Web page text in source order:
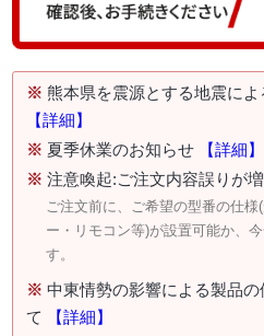
※ 熊本県を震源とする地震に
【詳細】
※ 夏季休業のお知らせ
【詳細】
※ 注意喚起:ご注文内容誤りが
ご注文前に、ご希望の型番の仕
ー・リモコン等)が設置可能か、
す。
※ 中東情勢の影響による製品
て
【詳細】